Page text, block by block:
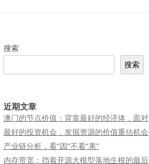
搜索
搜索
近期文章
澳门的节点价值：背靠最好的经济体，面对
最好的投资机会，发掘资源的价值重估机会
产业链分析，看“因”不看“果”
内存带宽：挡着开源大模型落地生根的最后